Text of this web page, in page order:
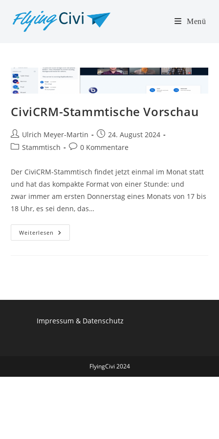
Inhalt
springen
Menü
CiviCRM-Stammtische Vorschau
Beitrags-
Autor:
Ulrich Meyer-Martin
Beitrag
veröffentlicht:
24. August 2024
Beitrags-
Stammtisch
Beitrags-
0 Kommentare
Der CiviCRM-Stammtisch findet jetzt einmal im Monat statt
und hat das kompakte Format von einer Stunde: und
zwar immer am ersten Donnerstag eines Monats von 17 bis
18 Uhr, es sei denn, das…
Weiterlesen CiviCRM-
Stammtische
Impressum & Datenschutz
FlyingCivi 2024